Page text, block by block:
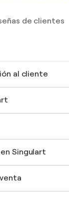
de clientes
al cliente
regalo
comercial
seleccionado
Artista
Singulart